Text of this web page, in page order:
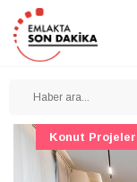
Konut